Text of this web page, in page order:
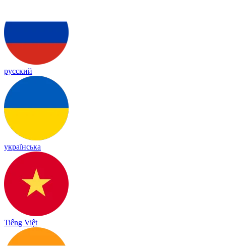
русский
українська
Tiếng Việt